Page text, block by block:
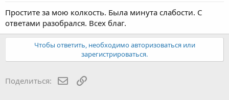
Простите за мою колкость. Была минута слабости. С
ответами разобрался. Всех благ.
Чтобы ответить, необходимо авторизоваться или
зарегистрироваться.
Поделиться: E-mail